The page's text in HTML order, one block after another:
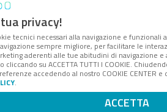
privacy!
tecnici necessari alla navigazione e funzionali
sempre migliore, per facilitare le
aderenti alle tue abitudini di navigazione e
su ACCETTA TUTTI I COOKIE.
accedendo al nostro COOKIE
.
ACCETTA